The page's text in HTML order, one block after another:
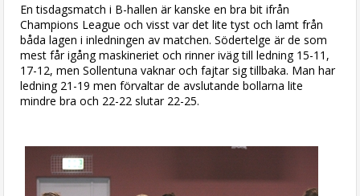
En tisdagsmatch i B-hallen är kanske en bra bit ifrån
Champions League och visst var det lite tyst och lamt från
båda lagen i inledningen av matchen. Södertelge är de som
mest får igång maskineriet och rinner iväg till ledning 15-11,
17-12, men Sollentuna vaknar och fajtar sig tillbaka. Man har
ledning 21-19 men förvaltar de avslutande bollarna lite
mindre bra och 22-22 slutar 22-25.